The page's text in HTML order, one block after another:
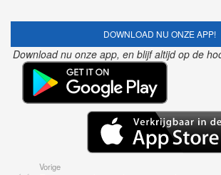
DOWNLOAD NU ONZE APP!
Download nu onze app, en blijf altijd op de
Vorige